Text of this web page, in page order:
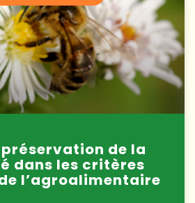
de la
dans les critères
l’agroalimentaire